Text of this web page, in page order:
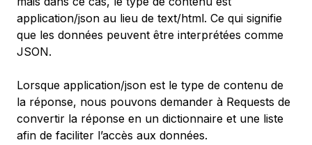
application/json au lieu de text/html. Ce qui signifie
que les données peuvent être interprétées comme
JSON.
Lorsque application/json est le type de contenu de
la réponse, nous pouvons demander à Requests de
convertir la réponse en un dictionnaire et une liste
afin de faciliter l’accès aux données.